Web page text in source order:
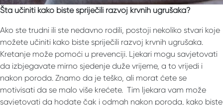
Šta učiniti kako biste spriječili razvoj krvnih ugrušaka?
Ako ste trudni ili ste nedavno rodili, postoji nekoliko stvari koje
možete učiniti kako biste spriječili razvoj krvnih ugrušaka.
Kretanje može pomoći u prevenciji. Ljekari mogu savjetovati
da izbjegavate mirno sjedenje duže vrijeme, a to vrijedi i
nakon poroda. Znamo da je teško, ali morat ćete se
motivisati da se malo više krećete. Tim ljekara vam može
savjetovati da hodate čak i odmah nakon poroda, kako biste